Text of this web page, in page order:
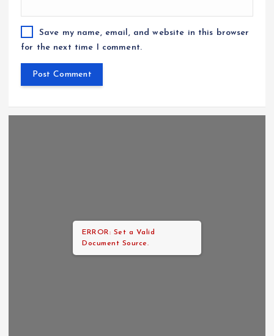
Save my name, email, and website in this browser
for the next time I comment.
ERROR: Set a Valid
Document Source.